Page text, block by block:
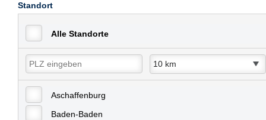
Standort
Alle Standorte
Aschaffenburg
Baden-Baden